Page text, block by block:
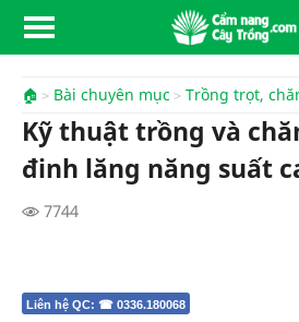
🏠 Bài chuyên mục Trồng trọt,
Kỹ thuật trồng và
đinh lăng năng suất
7744
Liên hệ QC: ☎ 0336.180068